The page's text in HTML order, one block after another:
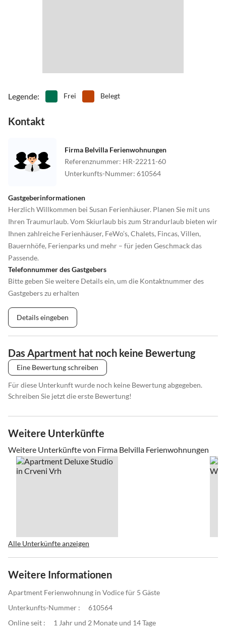
Legende: Frei Belegt
Kontakt
Firma Belvilla Ferienwohnungen
Referenznummer: HR-22211-60
Unterkunfts-Nummer: 610564
Gastgeberinformationen
Herzlich Willkommen bei Susan Ferienhäuser. Planen Sie mit uns
Ihren Traumurlaub. Vom Skiurlaub bis zum Strandurlaub bieten wir
Ihnen zahlreiche Ferienhäuser, FeWo’s, Chalets, Fincas, Villen,
Bauernhöfe, Ferienparks und mehr – für jeden Geschmack das
Passende.
Telefonnummer des Gastgebers
Bitte geben Sie weitere Details ein, um die Kontaktnummer des
Gastgebers zu erhalten
Details eingeben
Das Apartment hat noch keine Bewertung
Eine Bewertung schreiben
Für diese Unterkunft wurde noch keine Bewertung abgegeben.
Schreiben Sie jetzt die erste Bewertung!
Weitere Unterkünfte
Weitere Unterkünfte von Firma Belvilla Ferienwohnungen
Alle Unterkünfte anzeigen
Weitere Informationen
Apartment Ferienwohnung in Vodice für 5 Gäste
Unterkunfts-Nummer :
610564
Online seit :
1 Jahr und 2 Monate und 14 Tage